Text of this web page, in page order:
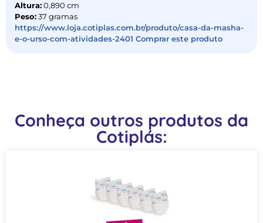
Altura: 0,890 cm
Peso: 37 gramas
https://www.loja.cotiplas.com.br/produto/casa-da-masha-
e-o-urso-com-atividades-2401 Comprar este produto
Conheça outros produtos da
Cotiplás: